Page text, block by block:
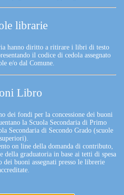
librarie
hanno diritto a ritirare i libri di testo
il codice di cedola assegnato
e/o dal Comune.
Libro
dei fondi per la concessione dei buoni
la Scuola Secondaria di Primo
Secondaria di Secondo Grado (scuole
superiori).
on line della domanda di contributo,
della graduatoria in base ai tetti di spesa
buoni assegnati presso le librerie